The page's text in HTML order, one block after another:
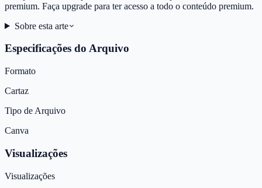
premium. Faça upgrade para ter acesso a todo o conteúdo premium.
Sobre esta arte
Especificações do Arquivo
Formato
Cartaz
Tipo de Arquivo
Canva
Visualizações
Visualizações